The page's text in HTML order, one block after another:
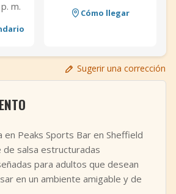
m.
Cómo llegar
Sugerir una corrección
en Peaks Sports Bar en Sheffield
de salsa estructuradas
para adultos que desean
en un ambiente amigable y de